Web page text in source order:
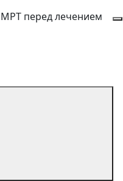
перед лечением